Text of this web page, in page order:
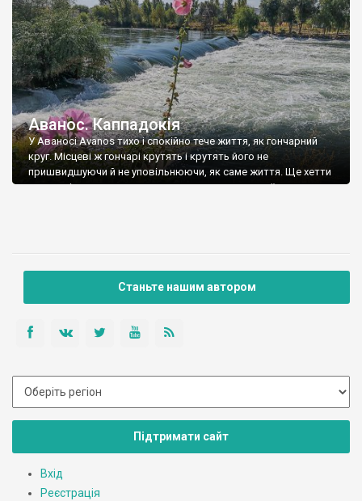
Аванос. Каппадокія
У Аваносі Avanos тихо і спокійно тече життя, як гончарний
круг. Місцеві ж гончарі крутять і крутять його не
пришвидшуючи й не уповільнюючи, як саме життя. Ще хетти
тисячоліття тому почали гончарувати з червоної глини, яку
Станьте нашим автором
Підтримати сайт
Вхід
Реєстрація